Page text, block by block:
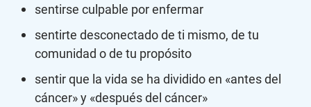
sentirse culpable por enfermar
sentirte desconectado de ti mismo, de tu
comunidad o de tu propósito
sentir que la vida se ha dividido en «antes del
cáncer» y «después del cáncer»